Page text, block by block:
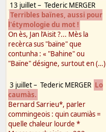
13 juillet– Tederic MERGER
Terribles baïnes, aussi pour
l'étymologie du mot !
On ès, Jan l’Aisit ?... Mès la
recèrca sus "baïne" que
contunha : « "Bahine" ou
"Baïne" désigne, surtout en (…)
3 juillet– Tederic MERGER Lo
caumàs.
Bernard Sarrieu*, parler
commingeois : quin caumiàs =
quelle chaleur lourde *